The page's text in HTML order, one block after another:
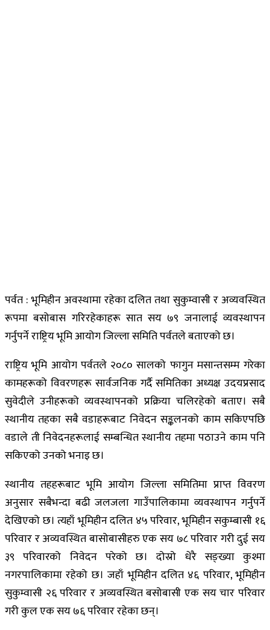
पर्वत : भूमिहीन अवस्थामा रहेका दलित तथा सुकुम्वासी र अव्यवस्थित
रूपमा बसोबास गरिरहेकाहरू सात सय ७९ जनालाई व्यवस्थापन
गर्नुपर्ने राष्ट्रिय भूमि आयोग जिल्ला समिति पर्वतले बताएको छ।
राष्ट्रिय भूमि आयोग पर्वतले २०८० सालको फागुन मसान्तसम्म गरेका
कामहरूको विवरणहरू सार्वजनिक गर्दै समितिका अध्यक्ष उदयप्रसाद
सुवेदीले उनीहरूको व्यवस्थापनको प्रक्रिया चलिरहेको बताए। सबै
स्थानीय तहका सबै वडाहरूबाट निवेदन सङ्कलनको काम सकिएपछि
वडाले ती निवेदनहरूलाई सम्बन्धित स्थानीय तहमा पठाउने काम पनि
सकिएको उनको भनाइ छ।
स्थानीय तहहरूबाट भूमि आयोग जिल्ला समितिमा प्राप्त विवरण
अनुसार सबैभन्दा बढी जलजला गाउँपालिकामा व्यवस्थापन गर्नुपर्ने
देखिएको छ। त्यहाँ भूमिहीन दलित ४५ परिवार, भूमिहीन सकुम्बासी १६
परिवार र अव्यवस्थित बासोबासीहरु एक सय ७८ परिवार गरी दुई सय
३९ परिवारको निवेदन परेको छ। दोस्रो धेरै सङ्ख्या कुश्मा
नगरपालिकामा रहेको छ। जहाँ भूमिहीन दलित ४६ परिवार, भूमिहीन
सुकुम्वासी २६ परिवार र अव्यवस्थित बसोबासी एक सय चार परिवार
गरी कुल एक सय ७६ परिवार रहेका छन्।